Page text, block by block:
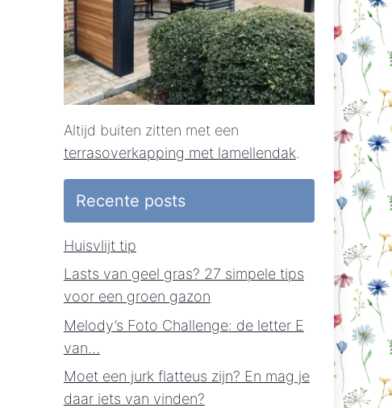
Altijd buiten zitten met een
terrasoverkapping met lamellendak.
Recente posts
Huisvlijt tip
Lasts van geel gras? 27 simpele tips
voor een groen gazon
Melody’s Foto Challenge: de letter E
van…
Moet een jurk flatteus zijn? En mag je
daar iets van vinden?